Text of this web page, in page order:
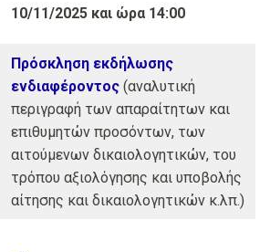
10/11/2025 και ώρα 14:00
Πρόσκληση εκδήλωσης
ενδιαφέροντος (αναλυτική
περιγραφή των απαραίτητων και
επιθυμητών προσόντων, των
αιτούμενων δικαιολογητικών, του
τρόπου αξιολόγησης και υποβολής
αίτησης και δικαιολογητικών κ.λπ.)